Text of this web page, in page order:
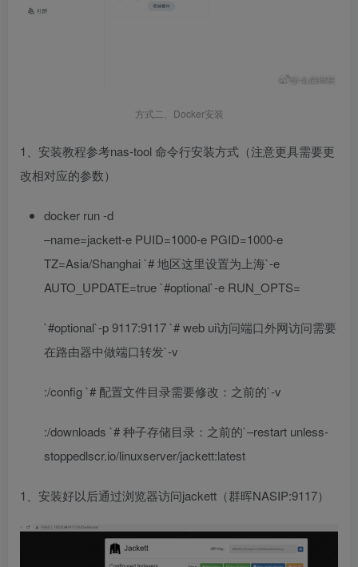
方式二、Docker安装
1、安装教程参考nas-tool 命令行安装方式（注意更具需要更
改相对应的参数）
docker run -d
–name=jackett-e PUID=1000-e PGID=1000-e
TZ=Asia/Shanghai `# 地区这里设置为上海`-e
AUTO_UPDATE=true `#optional`-e RUN_OPTS=
`#optional`-p 9117:9117 `# web ui访问端口外网访问需要
在路由器中做端口转发`-v
:/config `# 配置文件目录需要修改：之前的`-v
:/downloads `# 种子存储目录：之前的`–restart unless-
stoppedlscr.io/linuxserver/jackett:latest
1、安装好以后通过浏览器访问jackett（群晖NASIP:9117）